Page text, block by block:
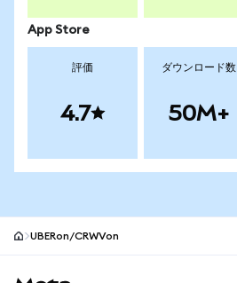
App Store
評価
4.7
ダウンロード数
50M+
UBERon/CRWVon